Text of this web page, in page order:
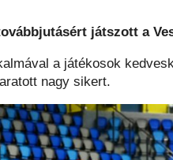
játszott a
a játékosok
nagy sikert.